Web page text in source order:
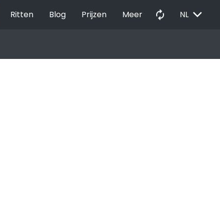
Ritten Blog Prijzen Meer autorenew NL EXPAND_MORE